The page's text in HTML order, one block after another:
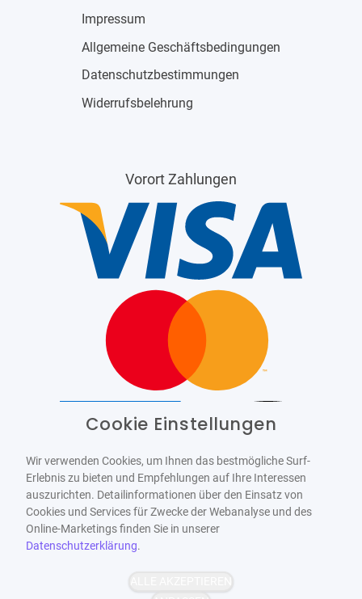
Impressum
Allgemeine Geschäftsbedingungen
Datenschutzbestimmungen
Widerrufsbelehrung
Vorort Zahlungen
WCAG-2.1-AA
Cookie Einstellungen
Wir verwenden Cookies, um Ihnen das bestmögliche Surf-
Erlebnis zu bieten und Empfehlungen auf Ihre Interessen
auszurichten. Detailinformationen über den Einsatz von
Cookies und Services für Zwecke der Webanalyse und des
Online-Marketings finden Sie in unserer
Datenschutzerklärung.
ALLE AKZEPTIEREN